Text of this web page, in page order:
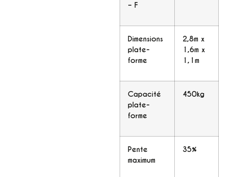
– F
Dimensions
plate-
forme
2,8m x
1,6m x
1,1m
Capacité
plate-
forme
450kg
Pente
maximum
35%